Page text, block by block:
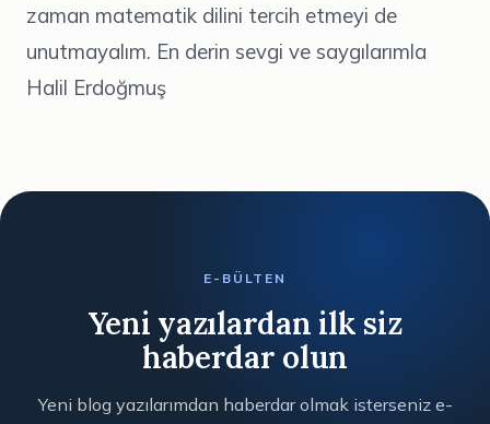
zaman matematik dilini tercih etmeyi de
unutmayalım. En derin sevgi ve saygılarımla
Halil Erdoğmuş
E-BÜLTEN
Yeni yazılardan ilk siz
haberdar olun
Yeni blog yazılarımdan haberdar olmak isterseniz e-